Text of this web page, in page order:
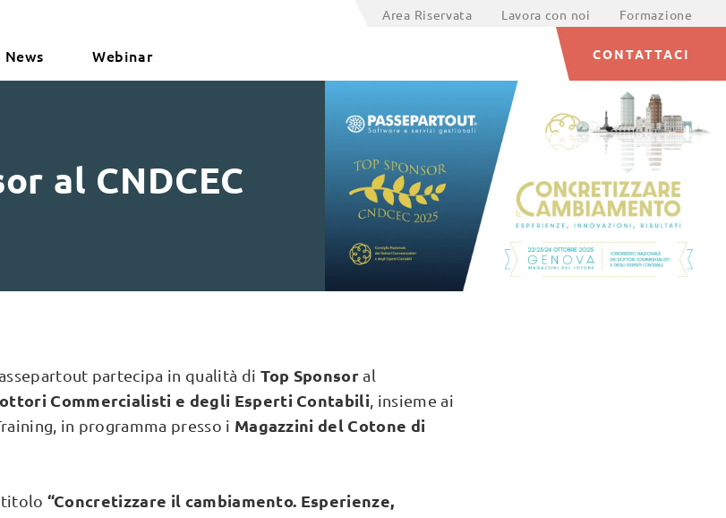
News Webinar
Area Riservata Lavora con noi Formazione
CONTATTACI
al CNDCEC
partecipa in qualità di Top Sponsoral
Commercialisti e degli Esperti Contabili , insieme ai
in programma presso i Magazzini del Cotone di
titolo “Concretizzare il cambiamento. Esperienze,